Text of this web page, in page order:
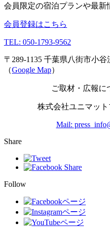
会員限定の宿泊プランや最新
会員登録はこちら
TEL: 050-1793-9562
〒289-1135 千葉県八街市小谷
（Google Map）
ご取材・広報に
株式会社ユニマッ
Mail:
Share
Follow